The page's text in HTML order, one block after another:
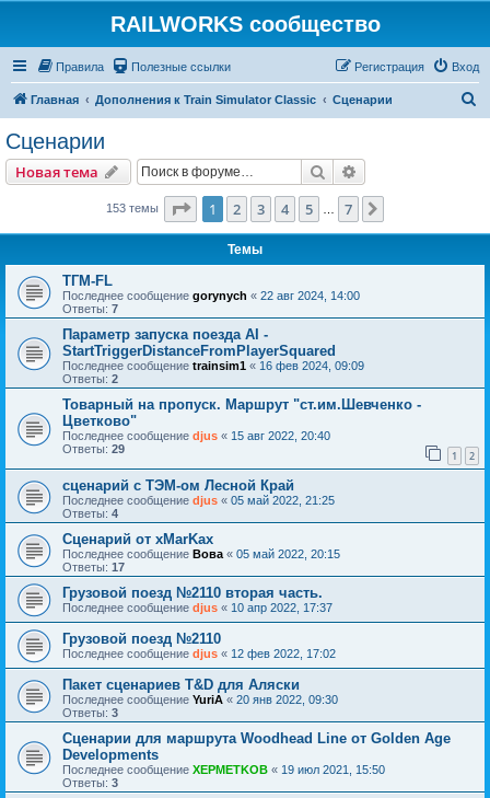
RAILWORKS сообщество
Правила Полезные ссылки Вход
Регистрация
Главная Дополнения к Train Simulator Classic Сценарии
Сценарии
Новая тема Поиск
153 темы Страница из
1 2 3 4 5 7
Темы
ТГМ-FL
Последнее сообщение gorynych « 22 авг 2024, 14:00
Ответы: 7
Параметр запуска поезда AI -
StartTriggerDistanceFromPlayerSquared
Последнее сообщение trainsim1 « 16 фев 2024, 09:09
Ответы: 2
Товарный на пропуск. Маршрут "ст.им.Шевченко -
Цветково"
Последнее сообщение djus « 15 авг 2022, 20:40
Ответы: 29 1 2
сценарий с ТЭМ-ом Лесной Край
Последнее сообщение djus « 05 май 2022, 21:25
Ответы: 4
Сценарий от xMarKax
Последнее сообщение Вова « 05 май 2022, 20:15
Ответы: 17
Грузовой поезд №2110 вторая часть.
Последнее сообщение djus « 10 апр 2022, 17:37
Грузовой поезд №2110
Последнее сообщение djus « 12 фев 2022, 17:02
Пакет сценариев T&D для Аляски
Последнее сообщение YuriA « 20 янв 2022, 09:30
Ответы: 3
Сценарии для маршрута Woodhead Line от Golden Age
Developments
Последнее сообщение XEPMETKOB « 19 июл 2021, 15:50
Ответы: 3